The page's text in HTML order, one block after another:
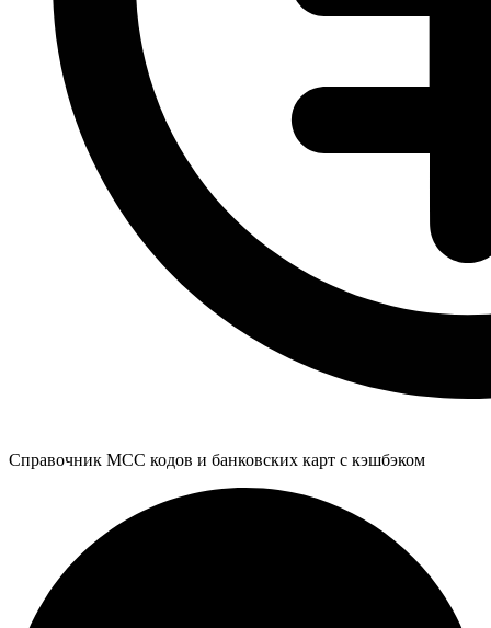
Справочник MCC кодов и банковских карт с кэшбэком